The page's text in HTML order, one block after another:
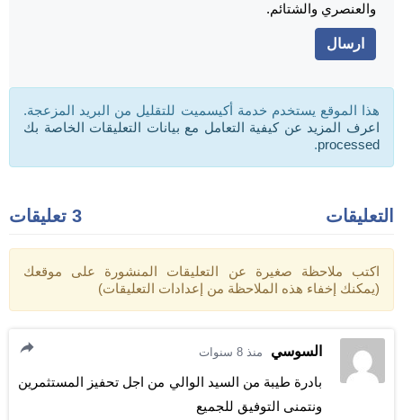
والعنصري والشتائم.
هذا الموقع يستخدم خدمة أكيسميت للتقليل من البريد المزعجة.
اعرف المزيد عن كيفية التعامل مع بيانات التعليقات الخاصة بك
processed
.
التعليقات 3 تعليقات
اكتب ملاحظة صغيرة عن التعليقات المنشورة على موقعك
(يمكنك إخفاء هذه الملاحظة من إعدادات التعليقات)
السوسي منذ 8 سنوات
بادرة طيبة من السيد الوالي من اجل تحفيز المستثمرين
ونتمنى التوفيق للجميع